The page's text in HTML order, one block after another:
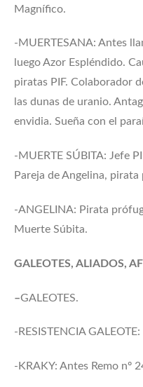
Magnífico.
-MUERTESANA: Antes
luego Azor Espléndido.
piratas PIF. Colaborador
las dunas de uranio.
envidia. Sueña con el
-MUERTE SÚBITA: Jefe
Pareja de Angelina, pirata
-ANGELINA: Pirata
Muerte Súbita.
GALEOTES, ALIADOS,
–GALEOTES.
-RESISTENCIA
-KRAKY: Antes Remo nº